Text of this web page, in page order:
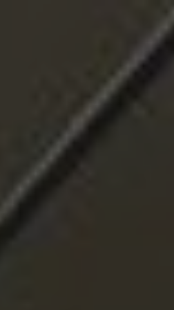
Panneau de gestion des cookies